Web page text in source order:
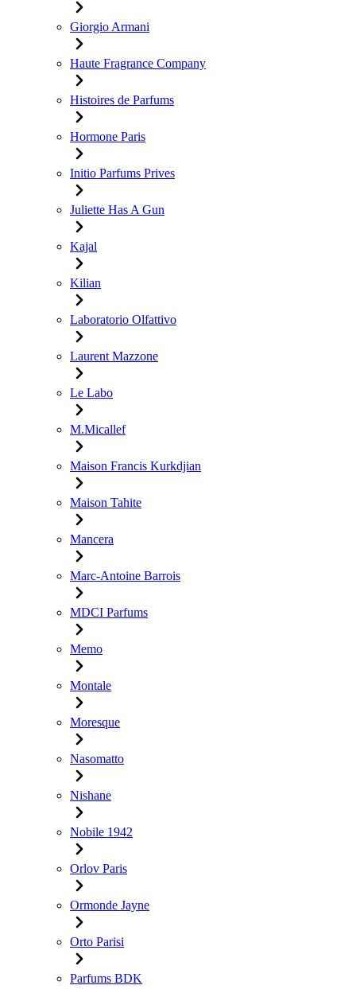
Giorgio Armani
Haute Fragrance Company
Histoires de Parfums
Hormone Paris
Initio Parfums Prives
Juliette Has A Gun
Kajal
Kilian
Laboratorio Olfattivo
Laurent Mazzone
Le Labo
M.Micallef
Maison Francis Kurkdjian
Maison Tahite
Mancera
Marc-Antoine Barrois
MDCI Parfums
Memo
Montale
Moresque
Nasomatto
Nishane
Nobile 1942
Orlov Paris
Ormonde Jayne
Orto Parisi
Parfums BDK